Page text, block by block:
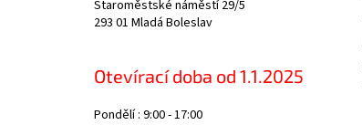
Staroměstské náměstí 29/5
293 01 Mladá Boleslav
Otevírací doba od 1.1.2025
Pondělí : 9:00 - 17:00